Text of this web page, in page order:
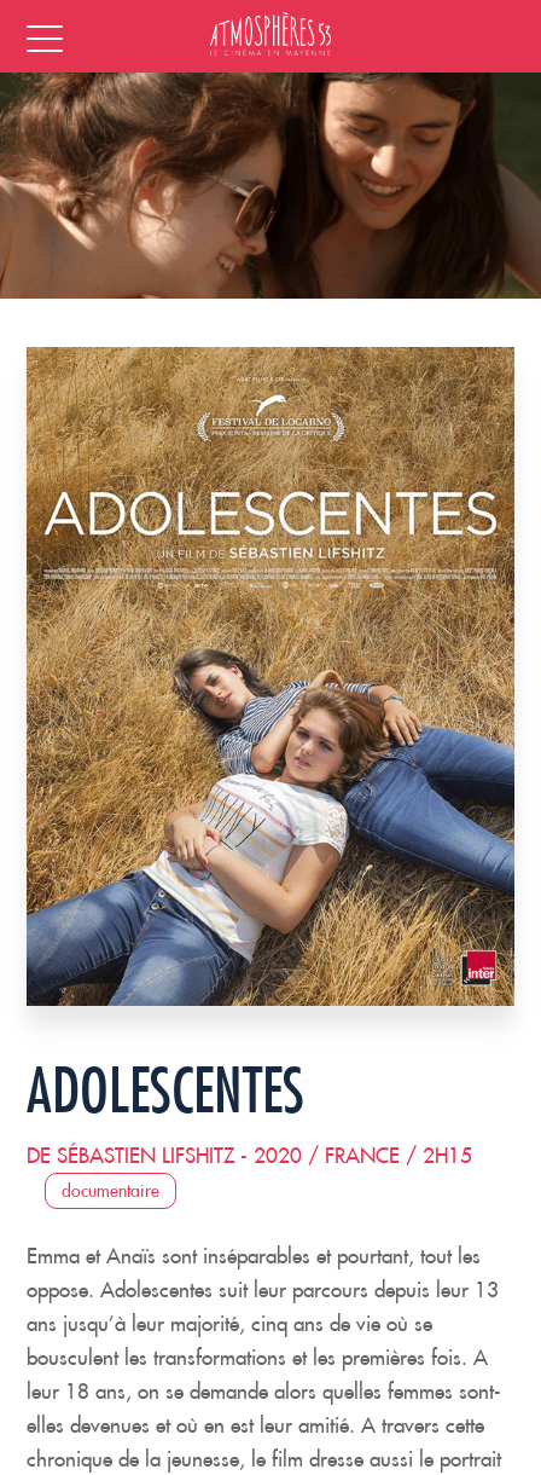
ADOLESCENTES
DE SÉBASTIEN LIFSHITZ - 2020 / FRANCE / 2H15
documentaire
Emma et Anaïs sont inséparables et pourtant, tout les
oppose.Adolescentes suit leur parcours depuis leur 13
ans jusqu’à leur majorité, cinq ans de vie où se
bousculent les transformations et les premières fois. A
leur 18 ans, on se demande alors quelles femmes sont-
elles devenues et où en est leur amitié. A travers cette
chronique de la jeunesse, le film dresse aussi le portrait